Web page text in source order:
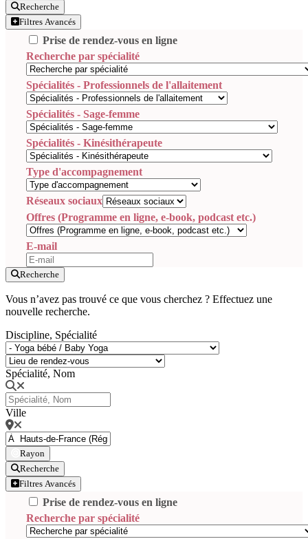
Recherche
Filtres Avancés
Prise de rendez-vous en ligne
Recherche par spécialité
Spécialités - Professionnels de l'allaitement
Spécialités - Sage-femme
Spécialités - Kinésithérapeute
Type d'accompagnement
Réseaux sociaux
Offres (Programme en ligne, e-book, podcast etc.)
E-mail
Recherche
Vous n’avez pas trouvé ce que vous cherchez ? Effectuez une
nouvelle recherche.
Discipline, Spécialité
Spécialité, Nom
Ville
Rayon
Recherche
Filtres Avancés
Prise de rendez-vous en ligne
Recherche par spécialité